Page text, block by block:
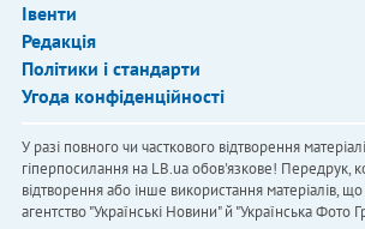
Івенти
Редакція
Політики і стандарти
Угода конфіденційності
У разі повного чи часткового відтворення
гіперпосилання на LB.ua обов'язкове! Передрук,
відтворення або інше використання матеріалів,
агентство "Українськi Новини" й "Українська Фото